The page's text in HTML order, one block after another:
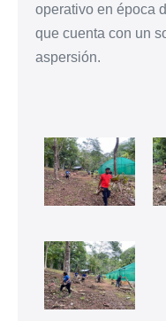
operativo en época
que cuenta con un
aspersión.